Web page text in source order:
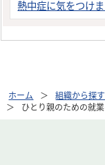
熱中症に気をつけ
ホーム 組織から探す
ひとり親のための就